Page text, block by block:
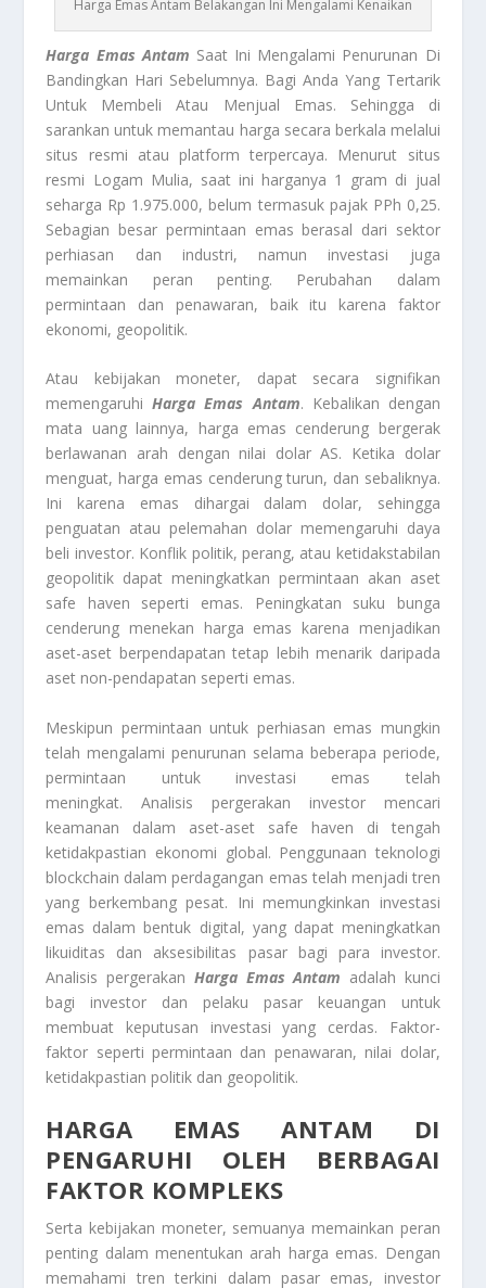
Harga Emas Antam Belakangan Ini Mengalami Kenaikan
Harga Emas Antam Saat Ini Mengalami Penurunan Di
Bandingkan Hari Sebelumnya. Bagi Anda Yang Tertarik
Untuk Membeli Atau Menjual Emas. Sehingga di
sarankan untuk memantau harga secara berkala melalui
situs resmi atau platform terpercaya. Menurut situs
resmi Logam Mulia, saat ini harganya 1 gram di jual
seharga Rp 1.975.000, belum termasuk pajak PPh 0,25.
Sebagian besar permintaan emas berasal dari sektor
perhiasan dan industri, namun investasi juga
memainkan peran penting. Perubahan dalam
permintaan dan penawaran, baik itu karena faktor
ekonomi, geopolitik.
Atau kebijakan moneter, dapat secara signifikan
memengaruhiHarga Emas Antam. Kebalikan dengan
mata uang lainnya, harga emas cenderung bergerak
berlawanan arah dengan nilai dolar AS. Ketika dolar
menguat, harga emas cenderung turun, dan sebaliknya.
Ini karena emas dihargai dalam dolar, sehingga
penguatan atau pelemahan dolar memengaruhi daya
beli investor. Konflik politik, perang, atau ketidakstabilan
geopolitik dapat meningkatkan permintaan akan aset
safe haven seperti emas. Peningkatan suku bunga
cenderung menekan harga emas karena menjadikan
aset-aset berpendapatan tetap lebih menarik daripada
aset non-pendapatan seperti emas.
Meskipun permintaan untuk perhiasan emas mungkin
telah mengalami penurunan selama beberapa periode,
permintaan untuk investasi emas telah
meningkat. Analisis pergerakan
investor mencari
keamanan dalam aset-aset safe haven di tengah
ketidakpastian ekonomi global. Penggunaan teknologi
blockchain dalam perdagangan emas telah menjadi tren
yang berkembang pesat. Ini memungkinkan investasi
emas dalam bentuk digital, yang dapat meningkatkan
likuiditas dan aksesibilitas pasar bagi para investor.
Analisis pergerakan Harga Emas Antam adalah kunci
bagi investor dan pelaku pasar keuangan untuk
membuat keputusan investasi yang cerdas. Faktor-
faktor seperti permintaan dan penawaran, nilai dolar,
ketidakpastian politik dan geopolitik.
HARGA EMAS ANTAM
DI
PENGARUHI OLEH BERBAGAI
FAKTOR KOMPLEKS
Serta kebijakan moneter, semuanya memainkan peran
penting dalam menentukan arah harga emas. Dengan
memahami tren terkini dalam pasar emas, investor